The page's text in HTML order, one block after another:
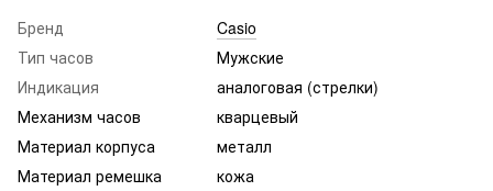
Бренд
Casio
Тип часов
Мужские
Индикация
аналоговая (стрелки)
Механизм часов
кварцевый
Материал корпуса
металл
Материал ремешка
кожа